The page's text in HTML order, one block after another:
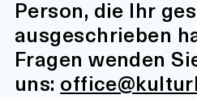
Person, die Ihr
ausgeschrieben
Fragen wenden
uns: